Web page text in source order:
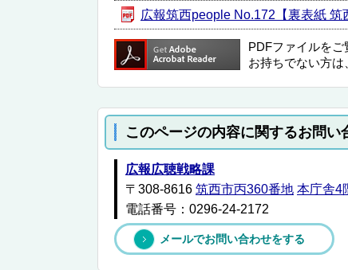
広報筑西people No.172【裏表紙
PDFファイルを
お持ちでない方
このページの内容に関するお問い
広報広聴戦略課
〒308-8616 筑西市丙360番地 本庁舎4
電話番号：0296-24-2172
メールでお問い合わせをする